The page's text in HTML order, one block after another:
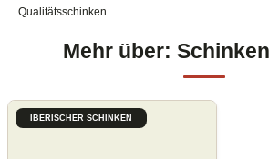
Qualitätsschinken
Mehr über:
IBERISCHER SCHINKEN